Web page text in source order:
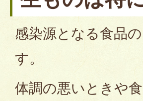
感染源となる食品
す。
体調の悪いときや